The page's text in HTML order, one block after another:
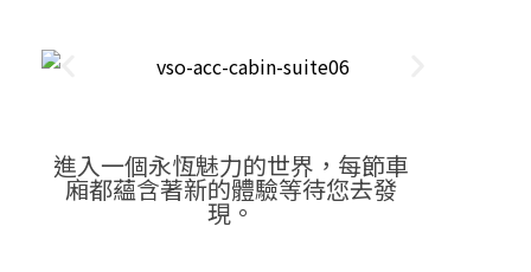
進入一個永恆魅力的世界，每節車
廂都蘊含著新的體驗等待您去發
現。